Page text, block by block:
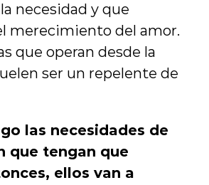
necesidad y que
merecimiento del amor.
que operan desde la
ser un repelente de
las necesidades de
que tengan que
ellos van a